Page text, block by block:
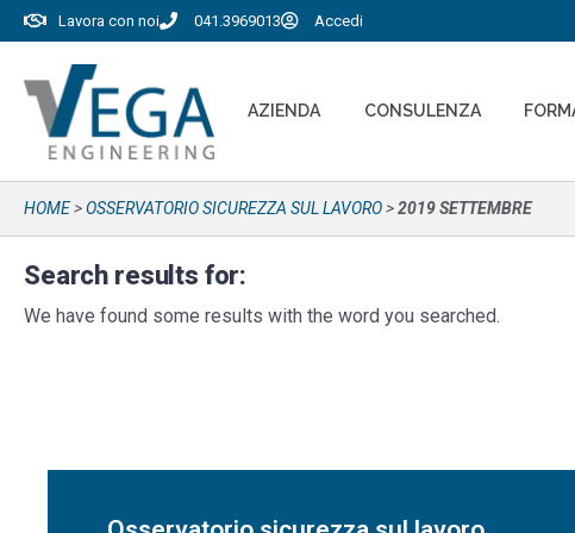
Lavora con noi 041.3969013 Accedi
AZIENDA CONSULENZA
HOME>OSSERVATORIO SICUREZZA SUL LAVORO>2019 SETTEMBRE
Search results for:
We have found some results with the word you searched.